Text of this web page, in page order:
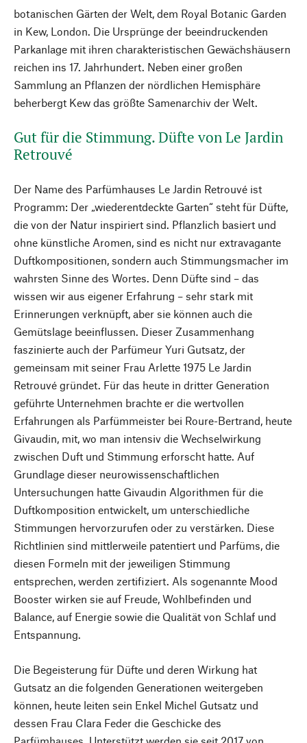
botanischen Gärten der Welt, dem Royal Botanic Garden
in Kew, London. Die Ursprünge der beeindruckenden
Parkanlage mit ihren charakteristischen Gewächshäusern
reichen ins 17. Jahrhundert. Neben einer großen
Sammlung an Pflanzen der nördlichen Hemisphäre
beherbergt Kew das größte Samenarchiv der Welt.
Gut für die Stimmung. Düfte von Le Jardin
Retrouvé
Der Name des Parfümhauses Le Jardin Retrouvé ist
Programm: Der „wiederentdeckte Garten“ steht für Düfte,
die von der Natur inspiriert sind. Pflanzlich basiert und
ohne künstliche Aromen, sind es nicht nur extravagante
Duftkompositionen, sondern auch Stimmungsmacher im
wahrsten Sinne des Wortes. Denn Düfte sind – das
wissen wir aus eigener Erfahrung – sehr stark mit
Erinnerungen verknüpft, aber sie können auch die
Gemütslage beeinflussen. Dieser Zusammenhang
faszinierte auch der Parfümeur Yuri Gutsatz, der
gemeinsam mit seiner Frau Arlette 1975 Le Jardin
Retrouvé gründet. Für das heute in dritter Generation
geführte Unternehmen brachte er die wertvollen
Erfahrungen als Parfümmeister bei Roure-Bertrand, heute
Givaudin, mit, wo man intensiv die Wechselwirkung
zwischen Duft und Stimmung erforscht hatte. Auf
Grundlage dieser neurowissenschaftlichen
Untersuchungen hatte Givaudin Algorithmen für die
Duftkomposition entwickelt, um unterschiedliche
Stimmungen hervorzurufen oder zu verstärken. Diese
Richtlinien sind mittlerweile patentiert und Parfüms, die
diesen Formeln mit der jeweiligen Stimmung
entsprechen, werden zertifiziert. Als sogenannte Mood
Booster wirken sie auf Freude, Wohlbefinden und
Balance, auf Energie sowie die Qualität von Schlaf und
Entspannung.
Die Begeisterung für Düfte und deren Wirkung hat
Gutsatz an die folgenden Generationen weitergeben
können, heute leiten sein Enkel Michel Gutsatz und
dessen Frau Clara Feder die Geschicke des